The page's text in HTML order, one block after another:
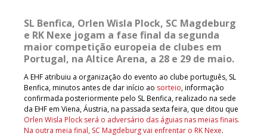
SL Benfica, Orlen Wisla Plock, SC Magdeburg
e RK Nexe jogam a fase final da segunda
maior competição europeia de clubes em
Portugal, na Altice Arena, a 28 e 29 de maio.
A EHF atribuiu a organização do evento ao clube português, SL
Benfica, minutos antes de dar início ao sorteio, informação
confirmada posteriormente pelo SL Benfica, realizado na sede
da EHF em Viena, Áustria, na passada sexta feira, que ditou que
Orlen Wisla Plock será o adversário das águias nas meias finais.
Na outra meia final, SC Magdeburg vai enfrentar o RK Nexe.